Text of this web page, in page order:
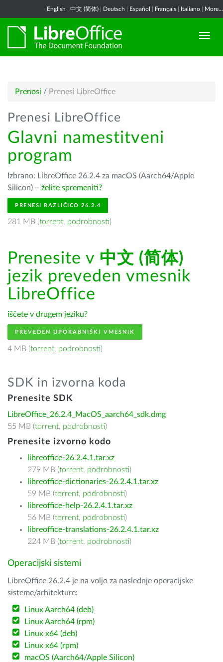
English 中文 (简体) Deutsch Español Français Italiano More...
Prenosi / Prenesi LibreOffice
Prenesi LibreOffice
Glavni namestitveni
program
Izbrano: LibreOffice 26.2.4 za macOS (Aarch64/Apple
Silicon) – želite spremeniti?
PRENESI RAZLIČICO 26.2.4
281 MB (torrent, podrobnosti)
Prenesite v 中文 (简体)
jezik preveden vmesnik
LibreOffice
iščete v drugem jeziku?
PREVEDEN UPORABNIŠKI VMESNIK
4 MB (torrent, podrobnosti)
SDK in izvorna koda
Prenesite SDK
LibreOffice_26.2.4_MacOS_aarch64_sdk.dmg
55 MB (torrent, podrobnosti)
Prenesite izvorno kodo
libreoffice-26.2.4.1.tar.xz
279 MB (torrent, podrobnosti)
libreoffice-dictionaries-26.2.4.1.tar.xz
59 MB (torrent, podrobnosti)
libreoffice-help-26.2.4.1.tar.xz
56 MB (torrent, podrobnosti)
libreoffice-translations-26.2.4.1.tar.xz
224 MB (torrent, podrobnosti)
Operacijski sistemi
LibreOffice 26.2.4 je na voljo za naslednje operacijske
sisteme/arhitekture:
Linux Aarch64 (deb)
Linux Aarch64 (rpm)
Linux x64 (deb)
Linux x64 (rpm)
macOS (Aarch64/Apple Silicon)